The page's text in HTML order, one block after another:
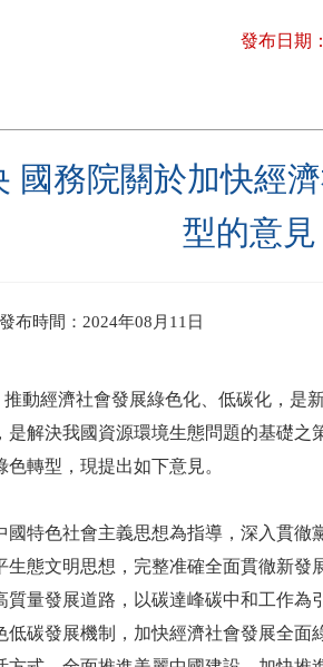
發布日期：
國務院關於加快經
型的意見
發布時間：2024年08月11日
經濟社會發展綠色化、低碳化，是
是解決我國資源環境生態問題的基礎
轉型，現提出如下意見。
色社會主義思想為指導，深入貫徹
生態文明思想，完整准確全面貫徹新
質量發展道路，以碳達峰碳中和工作
低碳發展機制，加快經濟社會發展全